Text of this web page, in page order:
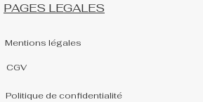
PAGES LEGALES
Mentions légales
CGV
Politique de confidentialité